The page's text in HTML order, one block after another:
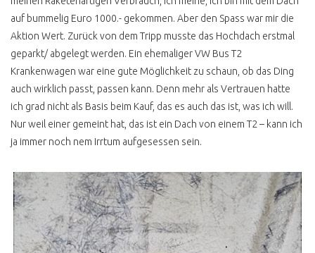
ÜBERFÜHREN
VW BUS CHECK
VW BUS ZULASSUNG
HÄNDLER TRICKKISTE
GUT BEDIENT
AUSSERGEWÖHNLICH
PERFEKT
VORSICHT VW BUS
SPEZIALISTEN
auf bummelig Euro 1000.- gekommen. Aber den Spass war mir die
Aktion Wert. Zurück von dem Tripp musste das Hochdach erstmal
geparkt/ abgelegt werden. Ein ehemaliger VW Bus T2
Krankenwagen war eine gute Möglichkeit zu schaun, ob das Ding
auch wirklich passt, passen kann. Denn mehr als Vertrauen hatte
ich grad nicht als Basis beim Kauf, das es auch das ist, was ich will.
Nur weil einer gemeint hat, das ist ein Dach von einem T2 – kann ich
ja immer noch nem Irrtum aufgesessen sein.